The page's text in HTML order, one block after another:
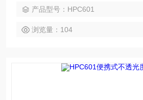
871.13-2006的测试要求。
产品型号：HPC601
浏览量：104